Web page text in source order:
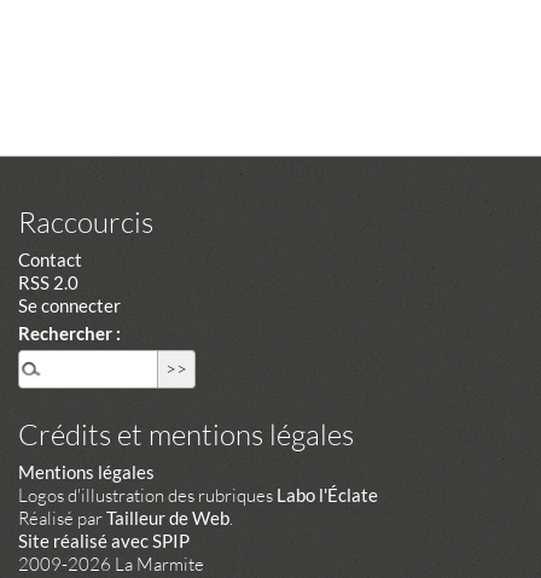
Raccourcis
Contact
RSS 2.0
Se connecter
Rechercher :
Crédits et mentions légales
Mentions légales
Logos d'illustration des rubriques Labo l'Éclate
Réalisé parTailleur de Web.
Site réalisé avec SPIP
2009-2026 La Marmite